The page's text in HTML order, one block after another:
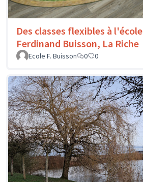
Des classes flexibles à l'école
Ferdinand Buisson, La Riche
Ecole F. Buisson
0 0